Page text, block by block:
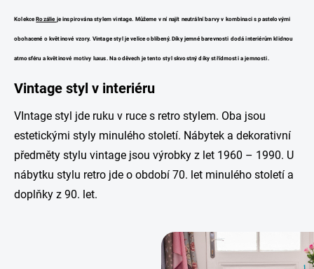
KolekceRozálie je inspirována stylem vintage. Můžeme v ní najít neutrální barvy v kombinaci s pastelovými
obohacené o květinové vzory. Vintage styl je velice oblíbený. Díky jemné barevnosti dodá interiérům klidnou
atmosféru a květinové motivy luxus. Na oděvech je tento styl skvostný díky střídmosti a jemnosti.
Vintage styl v interiéru
VIntage styl jde ruku v ruce s retro stylem. Oba jsou
estetickými styly minulého století. Nábytek a dekorativní
předměty stylu vintage jsou výrobky z let 1960 – 1990. U
nábytku stylu retro jde o období 70. let minulého století a
doplňky z 90. let.